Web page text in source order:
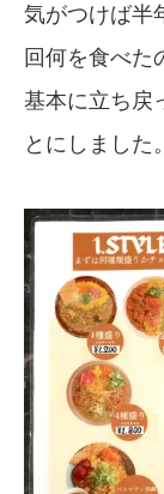
気がつけば半
回何を食べた
基本に立ち戻
とにしました。